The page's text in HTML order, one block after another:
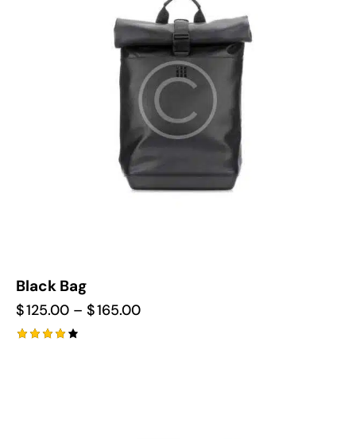
Black Bag
$125.00 – $165.00